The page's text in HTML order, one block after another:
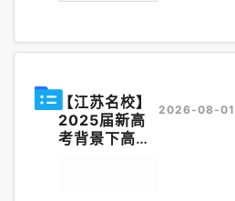
【江苏名校】
2025届新高
考背景下高考
2026-08-01